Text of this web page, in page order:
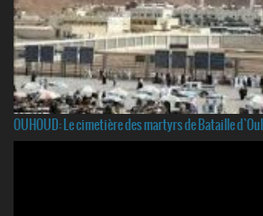
OUHOUD: Le cimetière des martyrs de Bataille